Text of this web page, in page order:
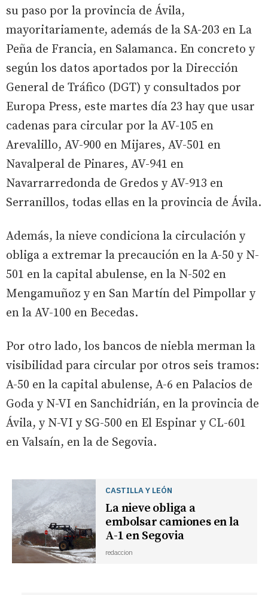
su paso por la provincia de Ávila,
mayoritariamente, además de la SA-203 en La
Peña de Francia, en Salamanca. En concreto y
según los datos aportados por la Dirección
General de Tráfico (DGT) y consultados por
Europa Press, este martes día 23 hay que usar
cadenas para circular por la AV-105 en
Arevalillo, AV-900 en Mijares, AV-501 en
Navalperal de Pinares, AV-941 en
Navarrarredonda de Gredos y AV-913 en
Serranillos, todas ellas en la provincia de Ávila.
Además, la nieve condiciona la circulación y
obliga a extremar la precaución en la A-50 y N-
501 en la capital abulense, en la N-502 en
Mengamuñoz y en San Martín del Pimpollar y
en la AV-100 en Becedas.
Por otro lado, los bancos de niebla merman la
visibilidad para circular por otros seis tramos:
A-50 en la capital abulense, A-6 en Palacios de
Goda y N-VI en Sanchidrián, en la provincia de
Ávila, y N-VI y SG-500 en El Espinar y CL-601
en Valsaín, en la de Segovia.
CASTILLA Y LEÓN
La nieve obliga a
embolsar camiones en la
A-1 en Segovia
redaccion